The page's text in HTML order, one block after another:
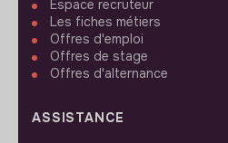
Espace recruteur
Les fiches métiers
Offres d'emploi
Offres de stage
Offres d'alternance
ASSISTANCE